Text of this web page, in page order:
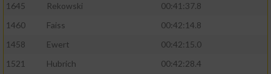
1645
Rekowski
00:41:37.8
1460
Faiss
00:42:14.8
1458
Ewert
00:42:15.0
1521
Hubrich
00:42:28.4